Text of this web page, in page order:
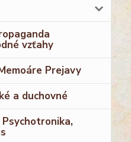
vzťahy
Prejavy
a duchovné